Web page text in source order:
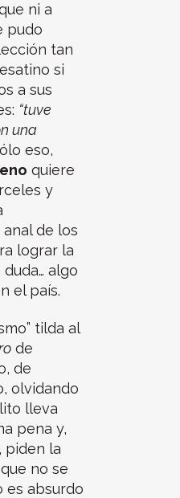
ni a
pudo
tan
si
a sus
“tuve
una
eso,
quiere
y
de los
lograr la
duda… algo
el país.
tilda al
de
de
olvidando
lleva
pena y,
piden la
no se
es absurdo